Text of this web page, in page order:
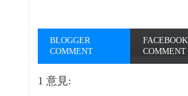
BLOGGER
COMMENT
FACEBOOK
COMMENT
1 意見: